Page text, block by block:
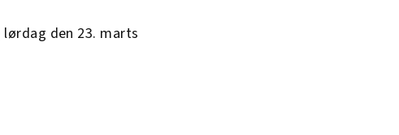
lørdag den 23. marts